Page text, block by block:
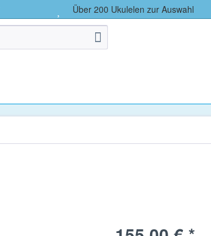
Über 200 Ukulelen zur Auswahl